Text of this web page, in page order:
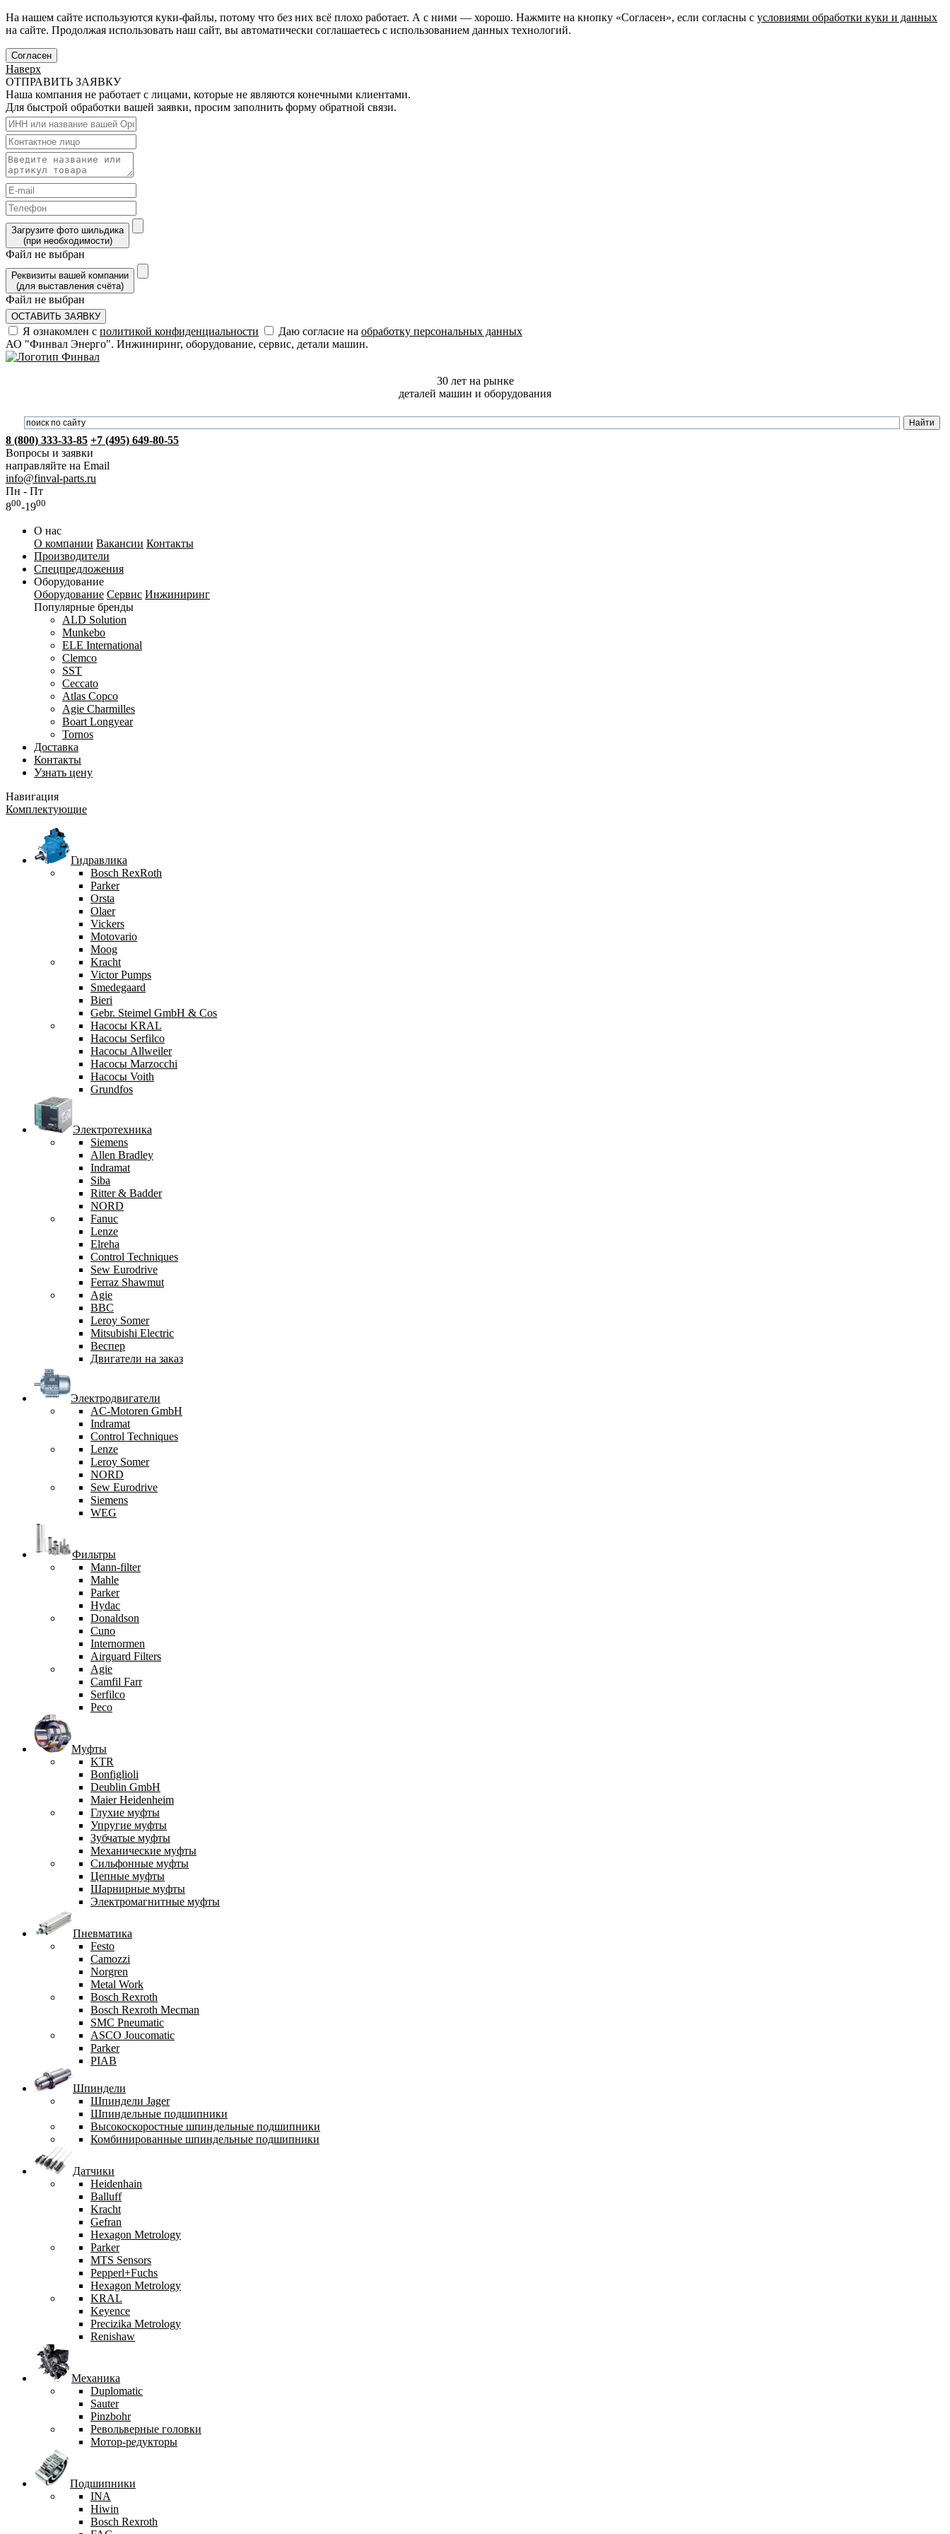
На нашем сайте используются куки-файлы, потому что без них всё плохо работает. А с ними — хорошо. Нажмите на кнопку «Согласен», если согласны с условиями обработки куки и данных
на сайте. Продолжая использовать наш сайт, вы автоматически соглашаетесь с использованием данных технологий.
Согласен
Наверх
ОТПРАВИТЬ ЗАЯВКУ
Наша компания не работает с лицами, которые не являются конечными клиентами.
Для быстрой обработки вашей заявки, просим заполнить форму обратной связи.
Загрузите фото шильдика
(при необходимости)
Файл не выбран
Реквизиты вашей компании
(для выставления счёта)
Файл не выбран
ОСТАВИТЬ ЗАЯВКУ
Я ознакомлен с политикой конфиденциальности Даю согласие на обработку персональных данных
АО "Финвал Энерго". Инжиниринг, оборудование, сервис, детали машин.
30 лет на рынке
деталей машин и оборудования
8 (800) 333-33-85 +7 (495) 649-80-55
Вопросы и заявки
направляйте на Email
info@finval-parts.ru
Пн - Пт
800-1900
О нас
О компании Вакансии Контакты
Производители
Спецпредложения
Оборудование
Оборудование Сервис Инжиниринг
Популярные бренды
ALD Solution
Munkebo
ELE International
Clemco
SST
Ceccato
Atlas Copco
Agie Charmilles
Boart Longyear
Tornos
Доставка
Контакты
Узнать цену
Навигация
Комплектующие
Гидравлика
Bosch RexRoth
Parker
Orsta
Olaer
Vickers
Motovario
Moog
Kracht
Victor Pumps
Smedegaard
Bieri
Gebr. Steimel GmbH & Cos
Насосы KRAL
Насосы Serfilco
Насосы Allweiler
Насосы Marzocchi
Насосы Voith
Grundfos
Электротехника
Siemens
Allen Bradley
Indramat
Siba
Ritter & Badder
NORD
Fanuc
Lenze
Elreha
Control Techniques
Sew Eurodrive
Ferraz Shawmut
Agie
BBC
Leroy Somer
Mitsubishi Electric
Веспер
Двигатели на заказ
Электродвигатели
AC-Motoren GmbH
Indramat
Control Techniques
Lenze
Leroy Somer
NORD
Sew Eurodrive
Siemens
WEG
Фильтры
Mann-filter
Mahle
Parker
Hydac
Donaldson
Cuno
Internormen
Airguard Filters
Agie
Camfil Farr
Serfilco
Peco
Муфты
KTR
Bonfiglioli
Deublin GmbH
Maier Heidenheim
Глухие муфты
Упругие муфты
Зубчатые муфты
Механические муфты
Сильфонные муфты
Цепные муфты
Шарнирные муфты
Электромагнитные муфты
Пневматика
Festo
Camozzi
Norgren
Metal Work
Bosch Rexroth
Bosch Rexroth Mecman
SMC Pneumatic
ASCO Joucomatic
Parker
PIAB
Шпиндели
Шпиндели Jager
Шпиндельные подшипники
Высокоскоростные шпиндельные подшипники
Комбинированные шпиндельные подшипники
Датчики
Heidenhain
Balluff
Kracht
Gefran
Hexagon Metrology
Parker
MTS Sensors
Pepperl+Fuchs
Hexagon Metrology
KRAL
Keyence
Precizika Metrology
Renishaw
Механика
Duplomatic
Sauter
Pinzbohr
Револьверные головки
Мотор-редукторы
Подшипники
INA
Hiwin
Bosch Rexroth